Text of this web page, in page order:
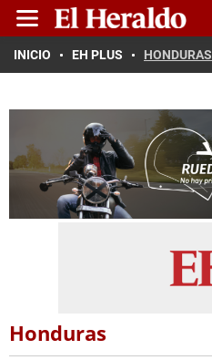
INICIO EH PLUS HONDURAS
Honduras